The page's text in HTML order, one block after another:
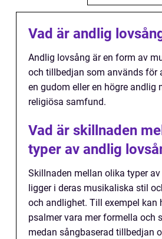
Vad är andlig
Andlig lovsång är en form av
och tillbedjan som används för
en gudom eller en högre andlig
religiösa samfund.
Vad är skillnaden
typer av andlig
Skillnaden mellan olika typer
ligger i deras musikaliska stil
och andlighet. Till exempel kan
psalmer vara mer formella och
medan sångbaserad tillbedjan